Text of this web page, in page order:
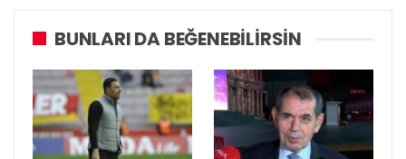
BUNLARI DA BEĞENEBILIRSIN